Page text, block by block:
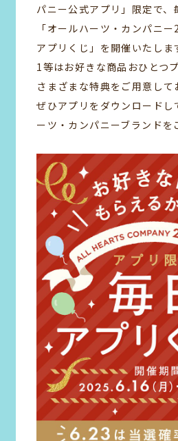
パニー公式アプリ」限定で、
「オールハーツ・カンパニ
アプリくじ」を開催いたしま
1等はお好きな商品おひとつ
さまざまな特典をご用意して
ぜひアプリをダウンロードし
ーツ・カンパニーブランドを